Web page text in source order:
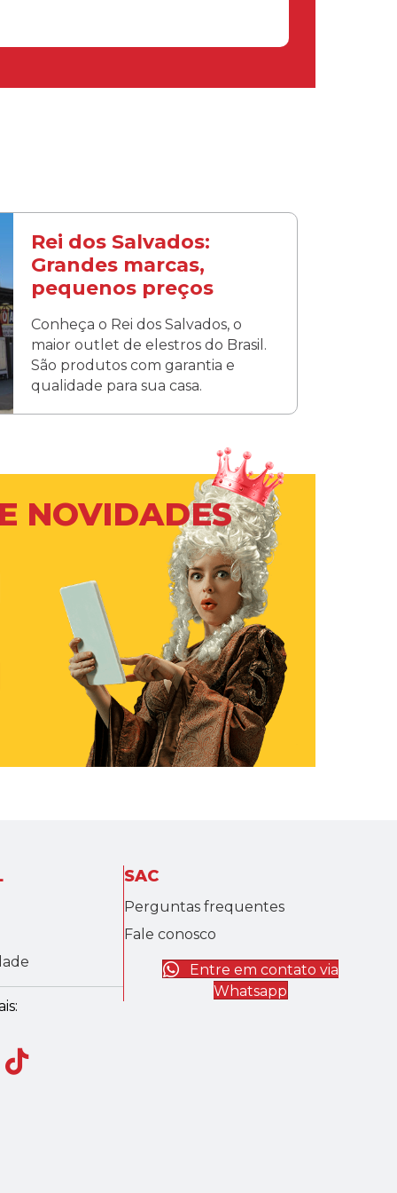
Rei dos Salvados:
Grandes marcas,
pequenos preços
Conheça o Rei dos Salvados, o
maior outlet de elestros do Brasil.
São produtos com garantia e
qualidade para sua casa.
NOVIDADES
SAC
Perguntas frequentes
Fale conosco
Entre em contato via
Whatsapp